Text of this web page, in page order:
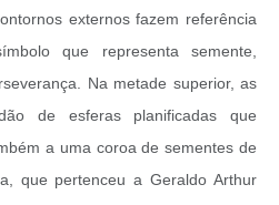
externos fazem referência
que representa semente,
Na metade superior, as
de esferas planificadas que
a uma coroa de sementes de
que pertenceu a Geraldo Arthur